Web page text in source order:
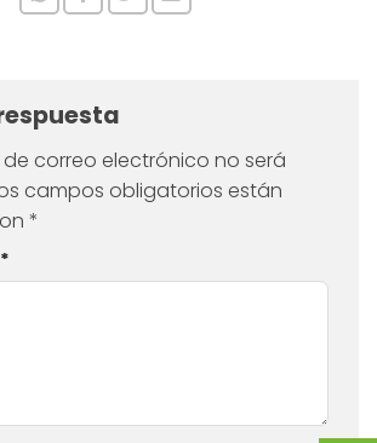
correo electrónico no será
campos obligatorios están
*
*